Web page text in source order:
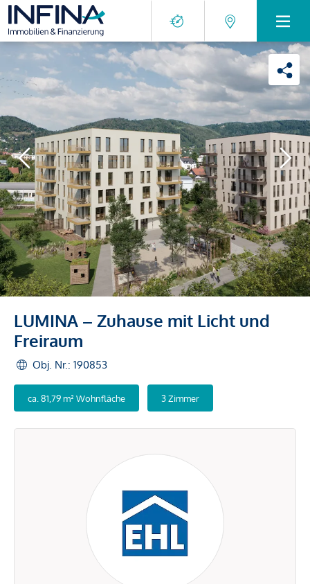
LUMINA – Zuhause mit Licht und
Freiraum
Obj. Nr.: 190853
ca. 81,79 m² Wohnfläche 3 Zimmer